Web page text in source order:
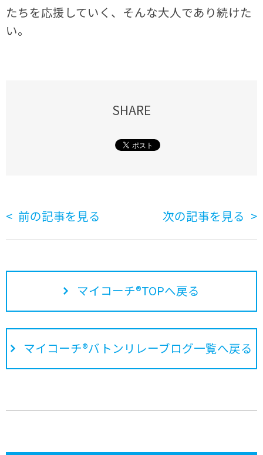
たちを応援していく、そんな大人であり続けた
い。
SHARE
前の記事を見る 次の記事を見る
マイコーチ®TOPへ戻る
マイコーチ®バトンリレーブログ一覧へ戻る